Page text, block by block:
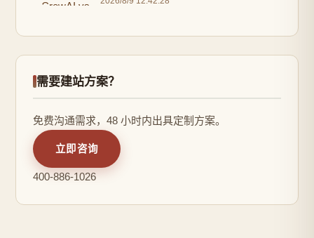
需要建站方案？
免费沟通需求，48 小时内出具定制方案。
立即咨询
400-886-1026